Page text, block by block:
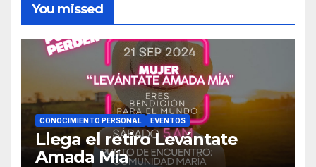
You missed
CONOCIMIENTO PERSONAL EVENTOS
Llega el retiro Levántate
Amada Mía